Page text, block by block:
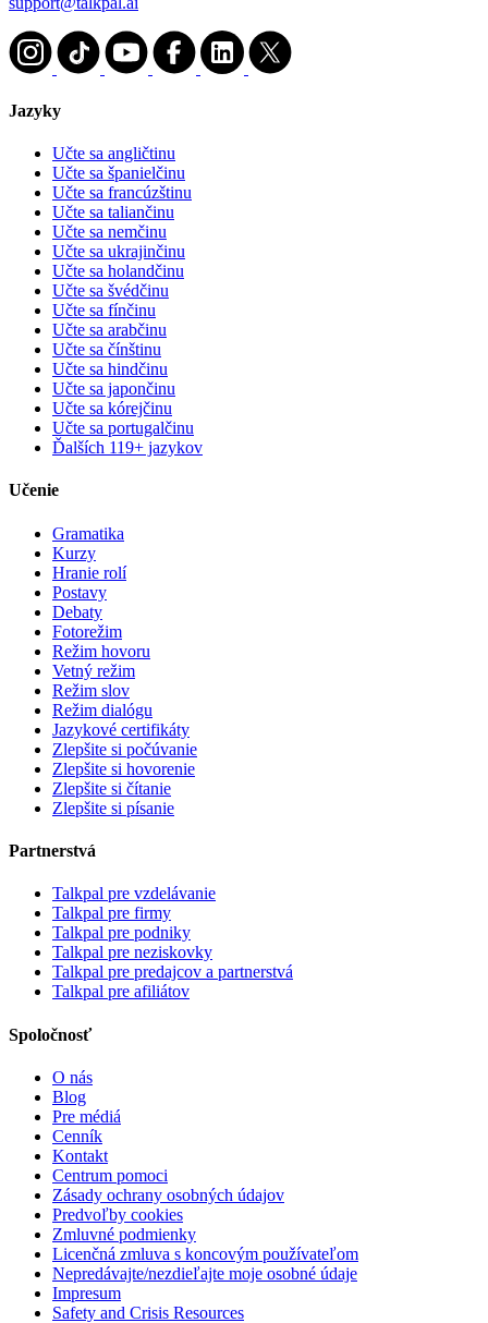
Jazyky
Učte sa angličtinu
Učte sa španielčinu
Učte sa francúzštinu
Učte sa taliančinu
Učte sa nemčinu
Učte sa ukrajinčinu
Učte sa holandčinu
Učte sa švédčinu
Učte sa fínčinu
Učte sa arabčinu
Učte sa čínštinu
Učte sa hindčinu
Učte sa japončinu
Učte sa kórejčinu
Učte sa portugalčinu
Ďalších 119+ jazykov
Učenie
Gramatika
Kurzy
Hranie rolí
Postavy
Debaty
Fotorežim
Režim hovoru
Vetný režim
Režim slov
Režim dialógu
Jazykové certifikáty
Zlepšite si počúvanie
Zlepšite si hovorenie
Zlepšite si čítanie
Zlepšite si písanie
Partnerstvá
Talkpal pre vzdelávanie
Talkpal pre firmy
Talkpal pre podniky
Talkpal pre neziskovky
Talkpal pre predajcov a partnerstvá
Talkpal pre afiliátov
Spoločnosť
O nás
Blog
Pre médiá
Cenník
Kontakt
Centrum pomoci
Zásady ochrany osobných údajov
Predvoľby cookies
Zmluvné podmienky
Licenčná zmluva s koncovým používateľom
Nepredávajte/nezdieľajte moje osobné údaje
Impresum
Safety and Crisis Resources